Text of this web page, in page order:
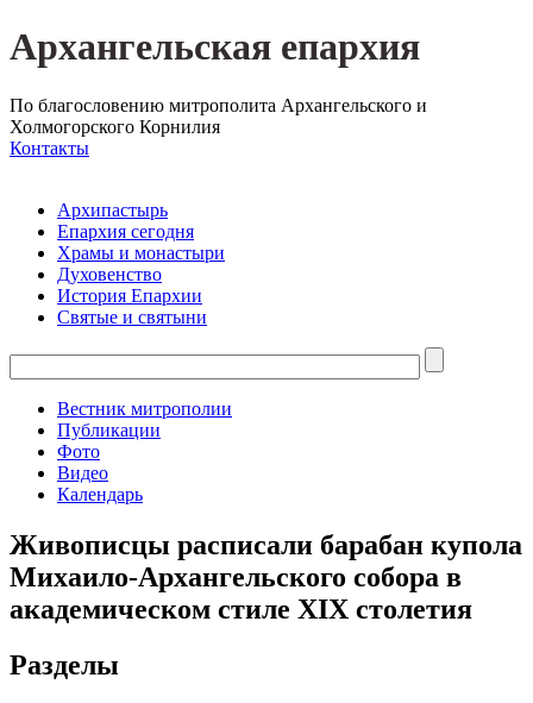
Архангельская епархия
По благословению митрополита Архангельского и
Холмогорского Корнилия
Контакты
Архипастырь
Епархия сегодня
Храмы и монастыри
Духовенство
История Епархии
Святые и святыни
Вестник митрополии
Публикации
Фото
Видео
Календарь
Живописцы расписали барабан купола
Михаило-Архангельского собора в
академическом стиле XIX столетия
Разделы